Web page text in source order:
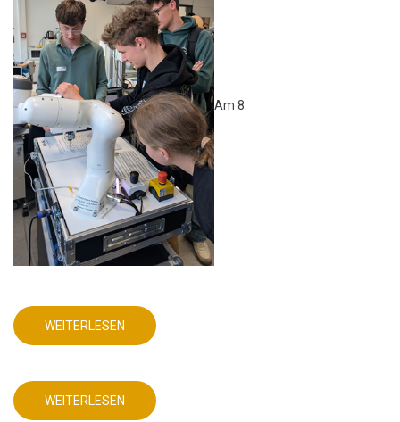
Am 8.
WEITERLESEN
ÜBER
MINT-
PRAKTISCHEN
HERAUSFORDERUNGEN
WEITERLESEN
ÜBER
MINT-